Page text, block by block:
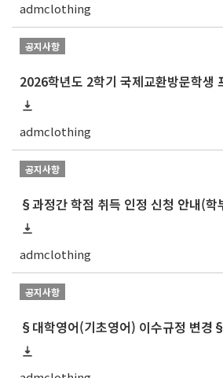
admclothing
공지사항
admclothing
공지사항
admclothing
공지사항
§대학영어(기초영어) 이수규정 변경§